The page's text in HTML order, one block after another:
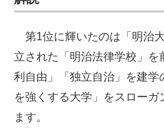
ちょっと気になるネットの話題
第1位に輝いたのは「明治
立された「明治法律学校」
利自由」「独立自治」を建学
を強くする大学」をスロー
ます。